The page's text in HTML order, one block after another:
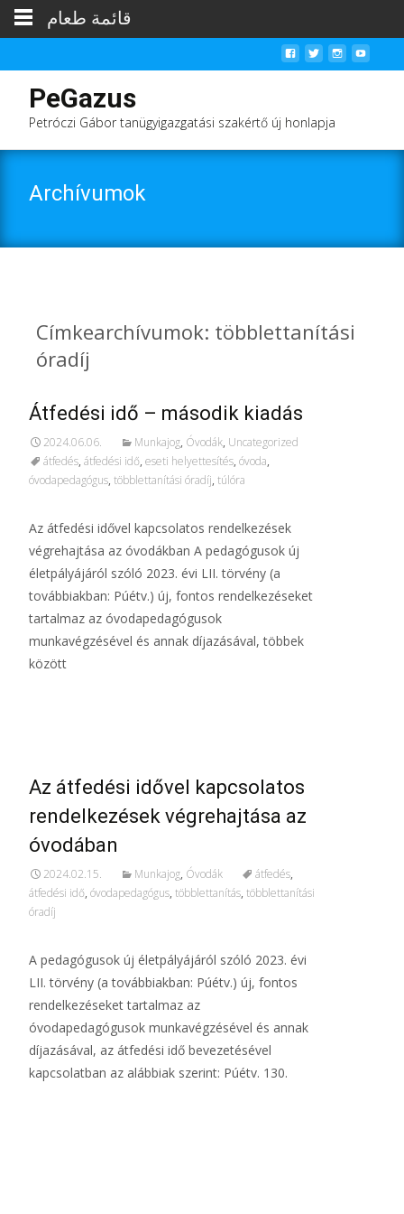
PeGazus
Petróczi Gábor tanügyigazgatási szakértő új honlapja
Archívumok
Címkearchívumok: többlettanítási
óradíj
Átfedési idő – második kiadás
2024.06.06. Munkajog, Óvodák, Uncategorized
átfedés, átfedési idő, eseti helyettesítés, óvoda,
óvodapedagógus, többlettanítási óradíj, túlóra
Az átfedési idővel kapcsolatos rendelkezések
végrehajtása az óvodákban A pedagógusok új
életpályájáról szóló 2023. évi LII. törvény (a
továbbiakban: Púétv.) új, fontos rendelkezéseket
tartalmaz az óvodapedagógusok
munkavégzésével és annak díjazásával, többek
között
Az átfedési idővel kapcsolatos
rendelkezések végrehajtása az
óvodában
2024.02.15. Munkajog, Óvodák átfedés,
átfedési idő, óvodapedagógus, többlettanítás, többlettanítási
óradíj
A pedagógusok új életpályájáról szóló 2023. évi
LII. törvény (a továbbiakban: Púétv.) új, fontos
rendelkezéseket tartalmaz az
óvodapedagógusok munkavégzésével és annak
díjazásával, az átfedési idő bevezetésével
kapcsolatban az alábbiak szerint: Púétv. 130.
قائمة طعام